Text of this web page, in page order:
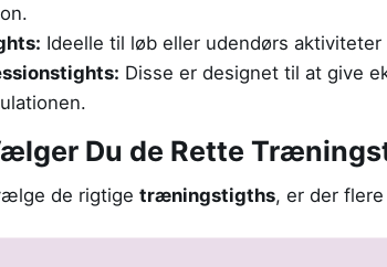
Ideelle til løb eller udendørs aktiviteter
Disse er designet til at give
Du de Rette
de rigtige træningstigths, er der